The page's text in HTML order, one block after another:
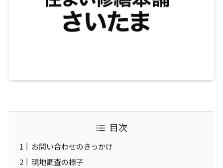
目次
お問い合わせのきっかけ
現地調査の様子